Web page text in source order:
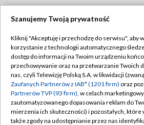
TVP
Abonament TVP
Emisja w TVP
Centrum informacji TVP
Naziemna Telewizja Cyfrowa
Regulamin
Polityka
Moje zgody
Pomoc
Szanujemy Twoją prywatność
Kliknij "Akceptuję i przechodzę do serwisu", aby
korzystanie z technologii automatycznego
dostęp do informacji na Twoim urządzeniu
przechowywanie oraz na przetwarzanie Twoich
nas, czyli Telewizję Polską S.A. w likwidacji
Zaufanych Partnerów z IAB* (1201 firm) oraz
Partnerów TVP (93 firm), w celach
zautomatyzowanego dopasowania reklam do
mierzenia ich skuteczności) i pozostałych, które
także zgody na udostępnianie przez nas